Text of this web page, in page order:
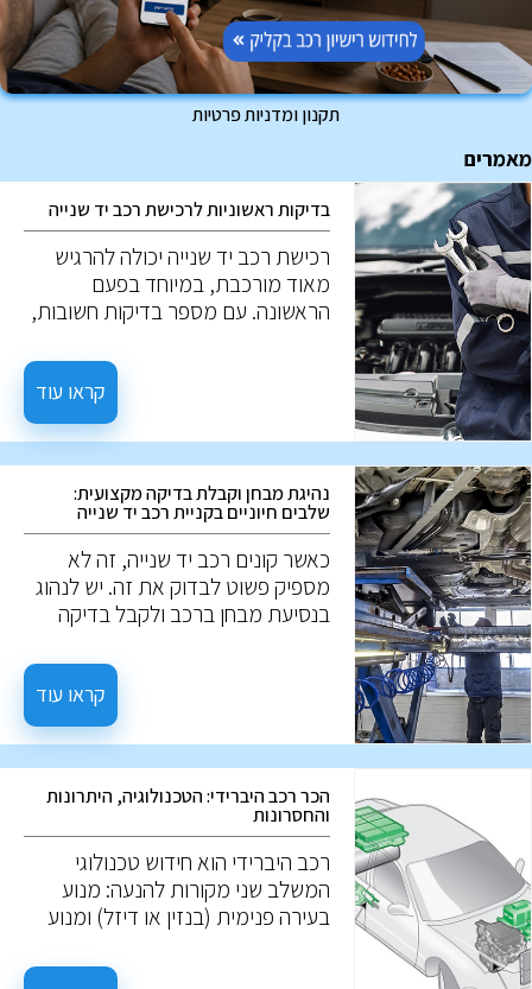
תקנון ומדניות פרטיות
מאמרים
בדיקות ראשוניות לרכישת רכב יד שנייה
רכישת רכב יד שנייה יכולה להרגיש
מאוד מורכבת, במיוחד בפעם
הראשונה. עם מספר בדיקות חשובות,
בדיקות חשובות כאשר שוקלים רכב יד
קראו עוד
נהיגת מבחן וקבלת בדיקה מקצועית:
שלבים חיוניים בקניית רכב יד שנייה
כאשר קונים רכב יד שנייה, זה לא
מספיק פשוט לבדוק את זה. יש לנהוג
בנסיעת מבחן ברכב ולקבל בדיקה
שאתה צריך לדעת: לפני נסיעת
המבחן, אפשר לבחון נזקים חיצוניים,
שפשופים, נזק לצבע, חלודה, ואף
פנסים, והמצב החיצוני של הרכב. יחד,
פרטים אלו יכולים להעיד על הטיפול
שהרכב מקבל, אך לא תמיד. ייתכן
שרכב הנראה מושך מבחוץ, עבר
טיפול שטחי בלבד למטרת המכירה.
קראו עוד
הכר רכב היברידי: הטכנולוגיה, היתרונות
והחסרונות
רכב היברידי הוא חידוש טכנולוגי
המשלב שני מקורות להנעה: מנוע
בעירה פנימית (בנזין או דיזל) ומנוע
להיות יעיל יותר בצריכת הדלק ולפחות